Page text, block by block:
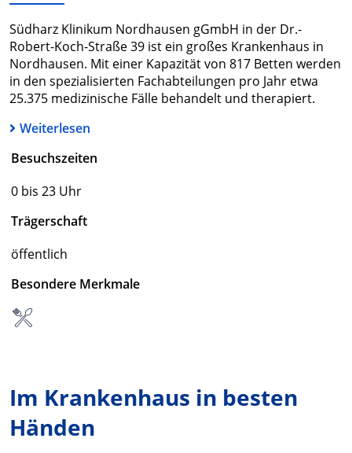
Südharz Klinikum Nordhausen gGmbH in der Dr.-
Robert-Koch-Straße 39 ist ein großes Krankenhaus in
Nordhausen. Mit einer Kapazität von 817 Betten werden
in den spezialisierten Fachabteilungen pro Jahr etwa
25.375 medizinische Fälle behandelt und therapiert.
Weiterlesen
Besuchszeiten
0 bis 23 Uhr
Trägerschaft
öffentlich
Besondere Merkmale
Im Krankenhaus in besten
Händen